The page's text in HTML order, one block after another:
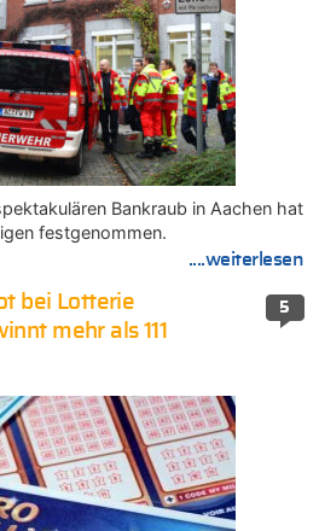
Bankraub in Aachen hat
festgenommen.
....weiterlesen
5
bei Lotterie
mehr als 111